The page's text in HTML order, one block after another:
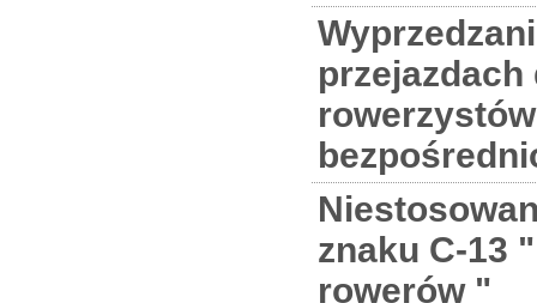
przejazdach
znaku C-13
rowerów "